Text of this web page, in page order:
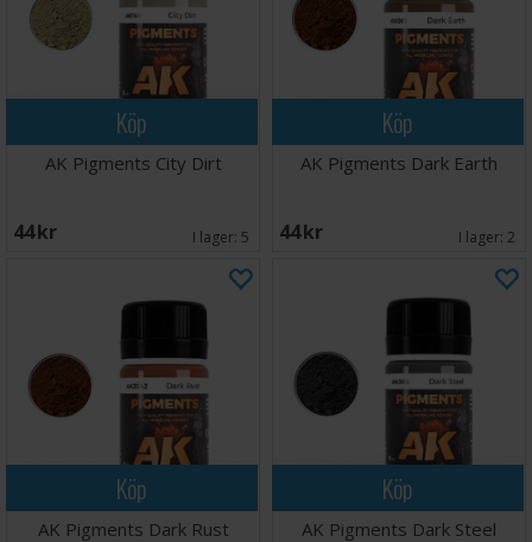
Köp
AK Pigments City Dirt
44 SEK I lager: 5
Köp
AK Pigments Dark Earth
44 SEK I lager: 2
Köp
AK Pigments Dark Rust
Köp
AK Pigments Dark Steel